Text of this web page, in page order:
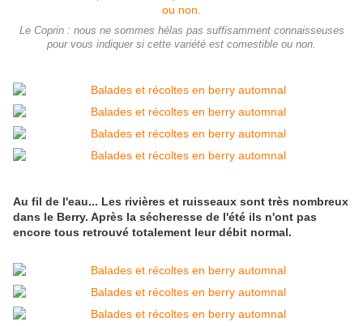
Le Coprin : nous ne sommes hélas pas suffisamment connaisseuses
pour vous indiquer si cette variété est comestible ou non.
Au fil de l'eau... Les rivières et ruisseaux sont très nombreux
dans le Berry. Après la sécheresse de l'été ils n'ont pas
encore tous retrouvé totalement leur débit normal.